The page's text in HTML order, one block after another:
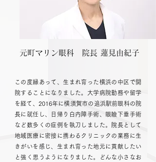
元町マリン眼科 ​院長 蓮見由紀子
この度縁あって、生まれ育った横浜の中区で開
院することになりました。大学病院勤務や留学
を経て、2016年に横須賀市の追浜駅前眼科の院
長に就任し、日帰り白内障手術、眼瞼下垂手術
など数多くの症例を執刀しました。院長として
地域医療に密接に携わるクリニックの業務に生
きがいを感じ、生まれ育った地元に貢献したい
と強く思うようになりました。どんな小さなお